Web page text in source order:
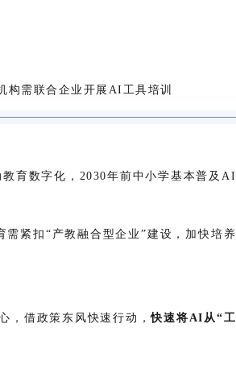
构需联合企业开展AI工具培训
育数字化，2030年前中小学基本普及AI
紧扣“产教融合型企业”建设，加快培养
，借政策东风快速行动，快速将AI从“工